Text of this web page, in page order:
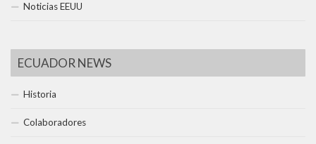
Noticias EEUU
ECUADOR NEWS
Historia
Colaboradores